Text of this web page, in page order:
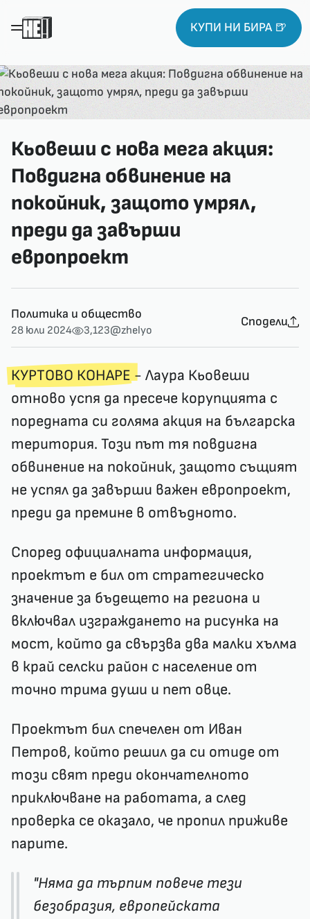
КУПИ НИ БИРА 🍺
Кьовеши с нова мега акция:
Повдигна обвинение на
покойник, защото умрял,
преди да завърши
европроект
Политика и общество
28 юли 2024 3,123@zhelyo
Сподели
КУРТОВО КОНАРЕ - Лаура Кьовеши
отново успя да пресече корупцията с
поредната си голяма акция на българска
територия. Този път тя повдигна
обвинение на покойник, защото същият
не успял да завърши важен европроект,
преди да премине в отвъдното.
Според официалната информация,
проектът е бил от стратегическо
значение за бъдещето на региона и
включвал изграждането на рисунка на
мост, който да свързва два малки хълма
в край селски район с население от
точно трима души и пет овце.
Проектът бил спечелен от Иван
Петров, който решил да си отиде от
този свят преди окончателното
приключване на работата, а след
проверка се оказало, че пропил приживе
парите.
"Няма да търпим повече тези
безобразия, европейската